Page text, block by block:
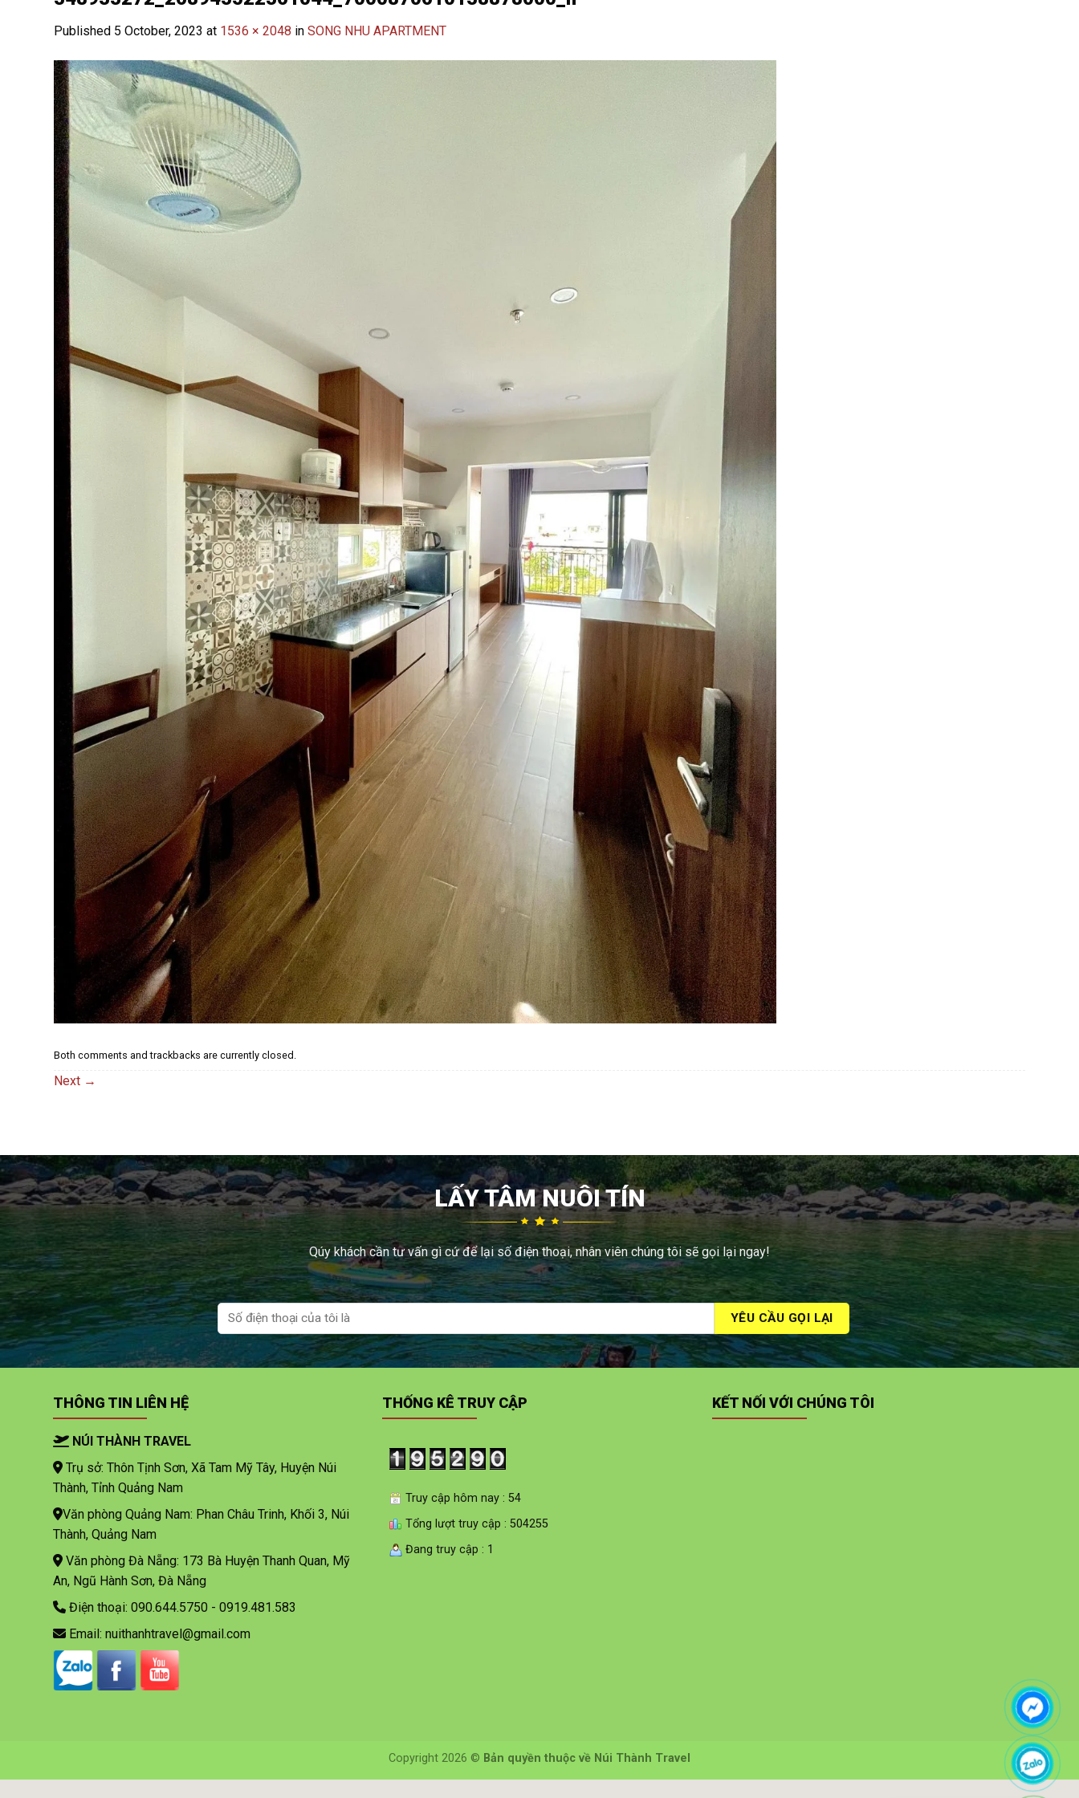
Published 5 October, 2023 at 1536 × 2048 in SONG NHU APARTMENT
Both comments and trackbacks are currently closed.
Next →
LẤY TÂM NUÔI TÍN
Qúy khách cần tư vấn gì cứ để lại số điện thoại, nhân viên chúng tôi sẽ gọi lại ngay!
THÔNG TIN LIÊN HỆ
NÚI THÀNH TRAVEL
Trụ sở: Thôn Tịnh Sơn, Xã Tam Mỹ Tây, Huyện Núi
Thành, Tỉnh Quảng Nam
Văn phòng Quảng Nam: Phan Châu Trinh, Khối 3, Núi
Thành, Quảng Nam
Văn phòng Đà Nẵng: 173 Bà Huyện Thanh Quan, Mỹ
An, Ngũ Hành Sơn, Đà Nẵng
Điện thoại: 090.644.5750 - 0919.481.583
Email: nuithanhtravel@gmail.com
THỐNG KÊ TRUY CẬP
Truy cập hôm nay : 54
Tổng lượt truy cập : 504255
Đang truy cập : 1
KẾT NỐI VỚI CHÚNG TÔI
Copyright 2026 © Bản quyền thuộc về Núi Thành Travel